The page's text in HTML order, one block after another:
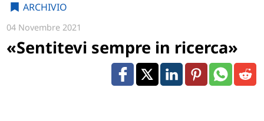
ARCHIVIO
04 Novembre 2021
«Sentitevi sempre in ricerca»